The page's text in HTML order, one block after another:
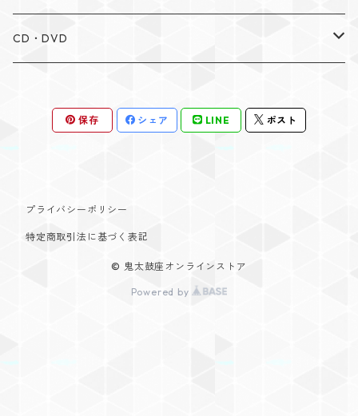
手拭い
布団たたき
締・長胴バチ
CD・DVD
保存 シェア LINE ポスト
プライバシーポリシー
特定商取引法に基づく表記
© 鬼太鼓座オンラインストア
Powered by